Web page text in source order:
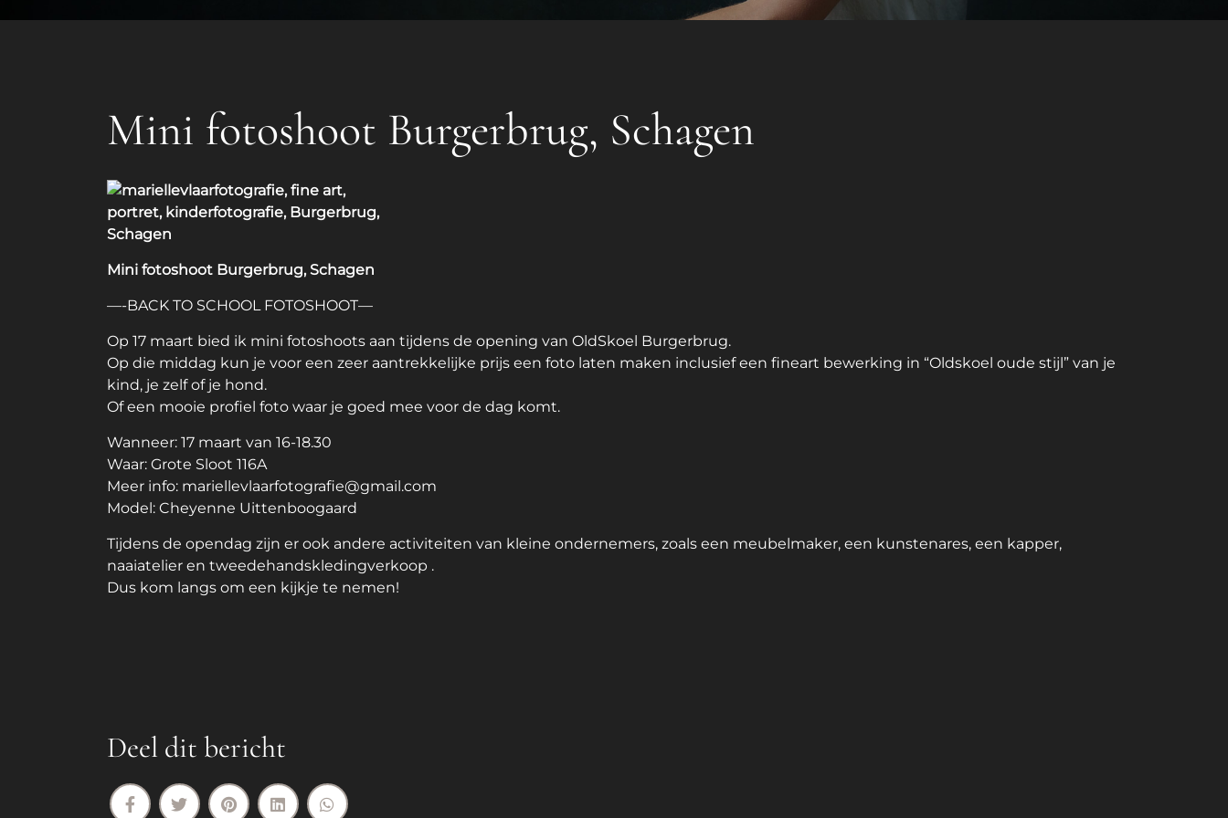
Mini fotoshoot Burgerbrug, Schagen
Mini fotoshoot Burgerbrug, Schagen
—-BACK TO SCHOOL FOTOSHOOT—
Op 17 maart bied ik mini fotoshoots aan tijdens de opening van OldSkoel Burgerbrug.
Op die middag kun je voor een zeer aantrekkelijke prijs een foto laten maken inclusief een fineart bewerking in “Oldskoel oude stijl” van je
kind, je zelf of je hond.
Of een mooie profiel foto waar je goed mee voor de dag komt.
Wanneer: 17 maart van 16-18.30
Waar: Grote Sloot 116A
Meer info: mariellevlaarfotografie@gmail.com
Model: Cheyenne Uittenboogaard
Tijdens de opendag zijn er ook andere activiteiten van kleine ondernemers, zoals een meubelmaker, een kunstenares, een kapper,
naaiatelier en tweedehandskledingverkoop .
Dus kom langs om een kijkje te nemen!
Deel dit bericht